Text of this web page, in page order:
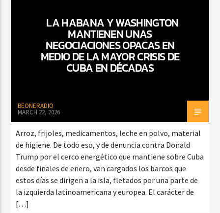
LA HABANA Y WASHINGTON
MANTIENEN UNAS
NEGOCIACIONES OPACAS EN
MEDIO DE LA MAYOR CRISIS DE
CUBA EN DÉCADAS
BEONERADIO
MARCH 22, 2026
Arroz, frijoles, medicamentos, leche en polvo, material
de higiene. De todo eso, y de denuncia contra Donald
Trump por el cerco energético que mantiene sobre Cuba
desde finales de enero, van cargados los barcos que
estos días se dirigen a la isla, fletados por una parte de
la izquierda latinoamericana y europea. El carácter de
[…]